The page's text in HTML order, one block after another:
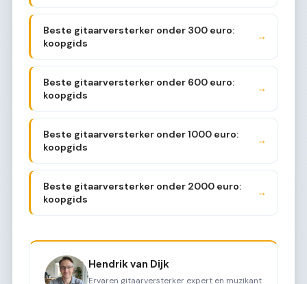
Beste gitaarversterker onder 300 euro:
koopgids
→
Beste gitaarversterker onder 600 euro:
koopgids
→
Beste gitaarversterker onder 1000 euro:
koopgids
→
Beste gitaarversterker onder 2000 euro:
koopgids
→
Hendrik van Dijk
Ervaren gitaarversterker expert en muzikant